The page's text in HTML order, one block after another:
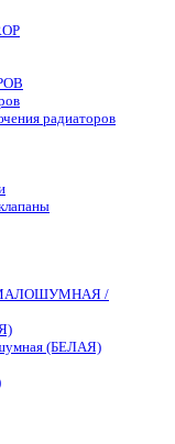
радиаторов
/
(БЕЛАЯ)